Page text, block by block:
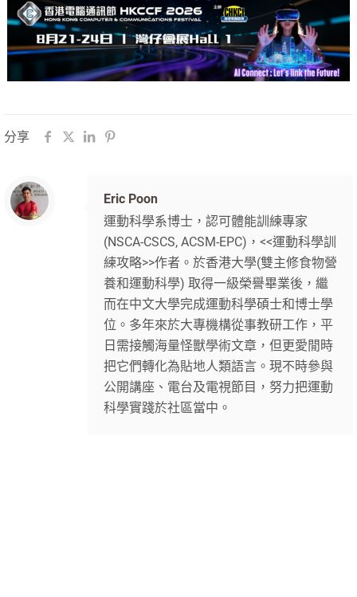
分享
Eric Poon
運動科學系博士，認可體能訓練專家
(NSCA-CSCS, ACSM-EPC)，<<運動科學訓
練攻略>>作者。於香港大學(雙主修食物營
養和運動科學) 取得一級榮譽畢業後，繼
而在中文大學完成運動科學碩士和博士學
位。多年來於大專機構從事教研工作，平
日需接觸海量怪獸學術文章，但更愛閒時
把它們轉化為貼地人類語言。現不時參與
公開講座、電台及電視節目，努力把運動
科學實踐於社區當中。